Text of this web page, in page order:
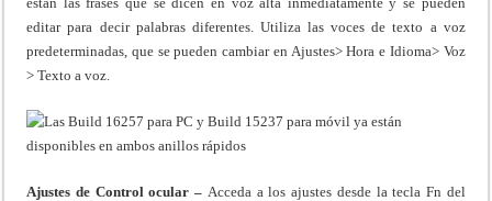
editar para decir palabras diferentes. Utiliza las voces de texto a voz
predeterminadas, que se pueden cambiar en Ajustes> Hora e Idioma> Voz
> Texto a voz.
Ajustes de Control ocular – Acceda a los ajustes desde la tecla Fn del